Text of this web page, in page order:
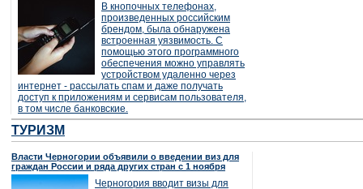
В кнопочных телефонах,
произведенных российским
брендом, была обнаружена
встроенная уязвимость. С
помощью этого программного
обеспечения можно управлять
устройством удаленно через
интернет - рассылать спам и даже получать
доступ к приложениям и сервисам пользователя,
в том числе банковские.
ТУРИЗМ
Власти Черногории объявили о введении виз для
граждан России и ряда других стран с 1 ноября
Черногория вводит визы для